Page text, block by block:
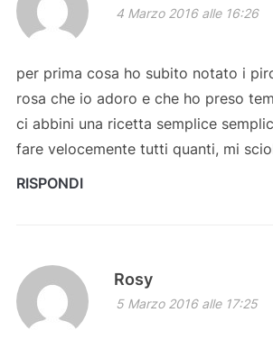
4 Marzo 2016 alle 16:26
per prima cosa ho subito notato i
rosa che io adoro e che ho preso
ci abbini una ricetta semplice
fare velocemente tutti quanti, mi
RISPONDI
Rosy
5 Marzo 2016 alle 17:25